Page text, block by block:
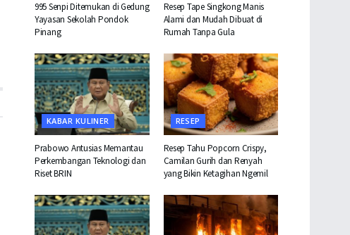
995 Senpi Ditemukan di Gedung
Yayasan Sekolah Pondok
Pinang
Resep Tape Singkong Manis
Alami dan Mudah Dibuat di
Rumah Tanpa Gula
KABAR KULINER
Prabowo Antusias Memantau
Perkembangan Teknologi dan
Riset BRIN
RESEP
Resep Tahu Popcorn Crispy,
Camilan Gurih dan Renyah
yang Bikin Ketagihan Ngemil